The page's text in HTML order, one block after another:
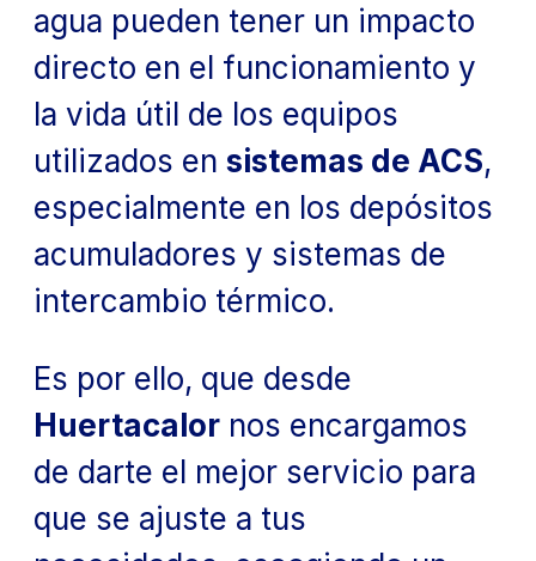
agua pueden tener un impacto
directo en el funcionamiento y
la vida útil de los equipos
utilizados en sistemas de ACS,
especialmente en los depósitos
acumuladores y sistemas de
intercambio térmico.
Es por ello, que desde
Huertacalor nos encargamos
de darte el mejor servicio para
que se ajuste a tus